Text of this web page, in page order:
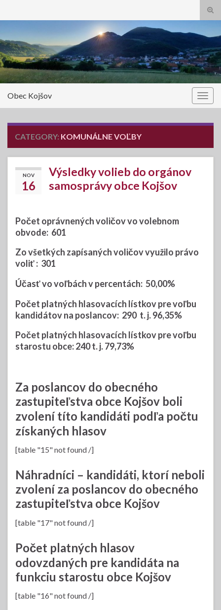
Obec Kojšov
CATEGORY: KOMUNÁLNE VOĽBY
NOV
16
Výsledky volieb do orgánov
samosprávy obce Kojšov
Počet oprávnených voličov vo volebnom
obvode: 601
Zo všetkých zapísaných voličov využilo právo
voliť : 301
Účasť vo voľbách v percentách: 50,00%
Počet platných hlasovacích lístkov pre voľbu
kandidátov na poslancov: 290t. j.96,35%
Počet platných hlasovacích lístkov pre voľbu
starostu obce:240t. j.79,73%
Za poslancov do obecného
zastupiteľstva obce Kojšov boli
zvolení títo kandidáti podľa počtu
získaných hlasov
[table "15" not found /]
Náhradníci – kandidáti, ktorí neboli
zvolení za poslancov do obecného
zastupiteľstva obce Kojšov
[table "17" not found /]
Počet platných hlasov
odovzdaných pre kandidáta na
funkciu starostu obce Kojšov
[table "16" not found /]